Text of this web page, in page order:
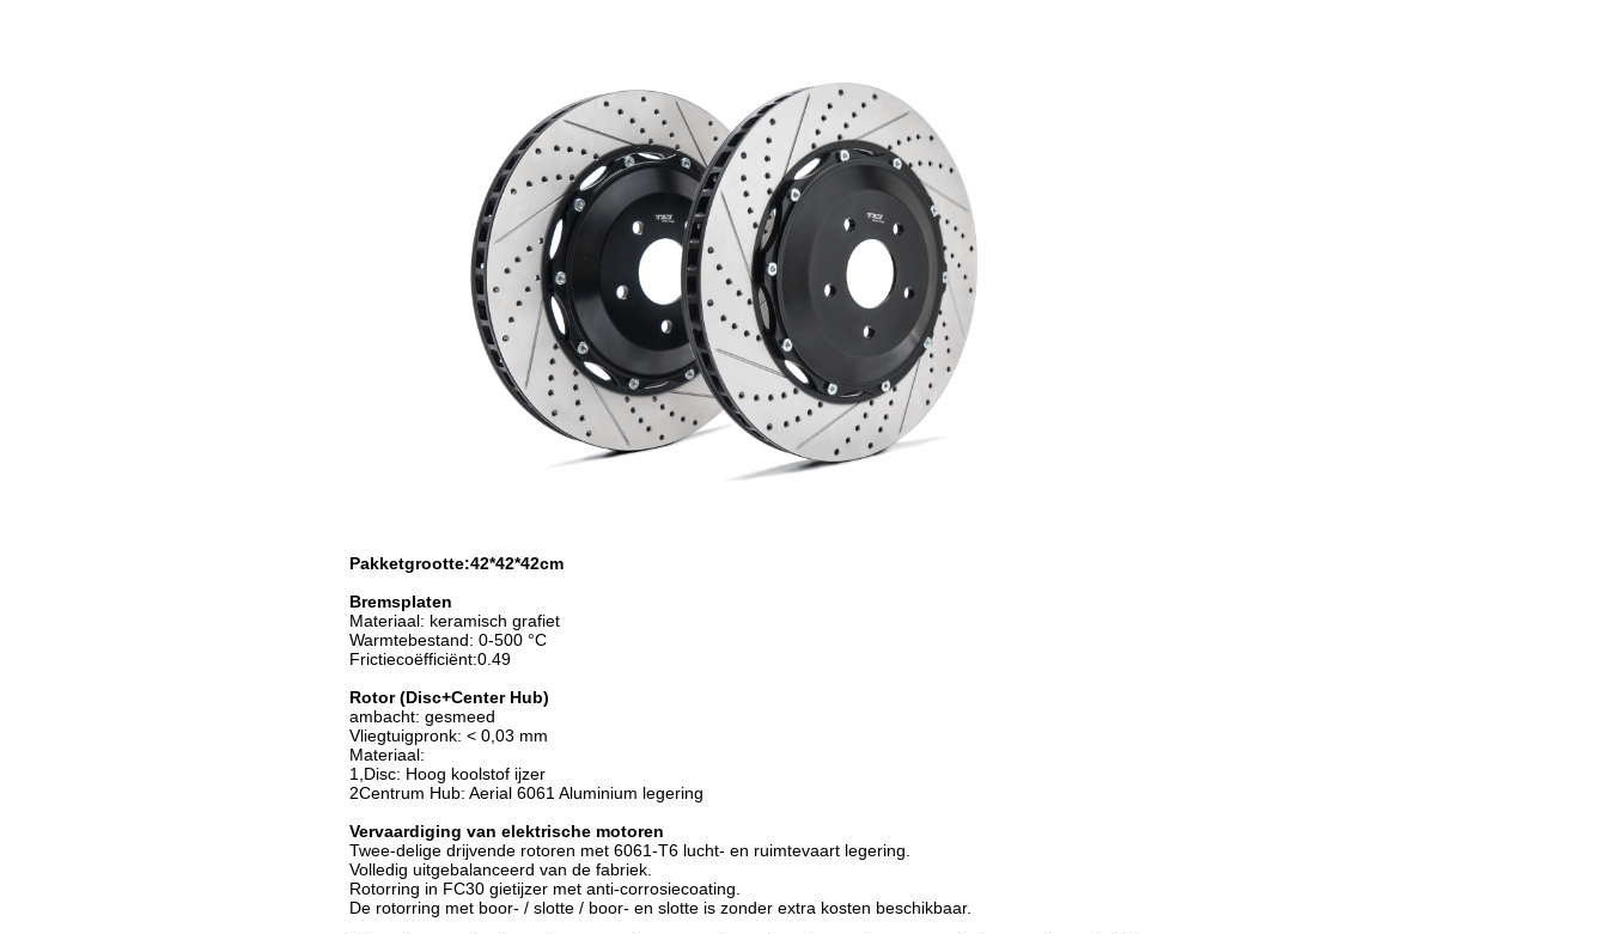
Pakketgrootte:42*42*42cm
Bremsplaten
Materiaal: keramisch grafiet
Warmtebestand: 0-500 °C
Frictiecoëfficiënt:0.49
Rotor (Disc+Center Hub)
ambacht: gesmeed
Vliegtuigpronk: < 0,03 mm
Materiaal:
1,Disc: Hoog koolstof ijzer
2Centrum Hub: Aerial 6061 Aluminium legering
Vervaardiging van elektrische motoren
Twee-delige drijvende rotoren met 6061-T6 lucht- en ruimtevaart legering.
Volledig uitgebalanceerd van de fabriek.
Rotorring in FC30 gietijzer met anti-corrosiecoating.
De rotorring met boor- / slotte / boor- en slotte is zonder extra kosten beschikbaar.